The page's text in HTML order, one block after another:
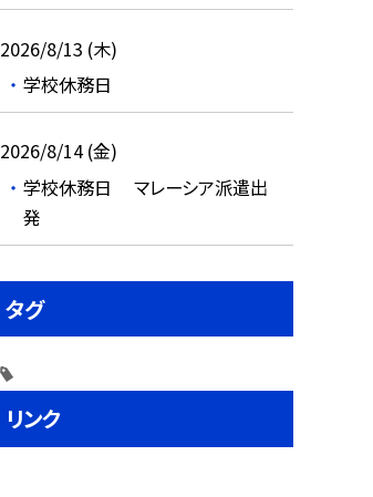
2026/8/13 (木)
学校休務日
2026/8/14 (金)
学校休務日 マレーシア派遣出
発
タグ
リンク